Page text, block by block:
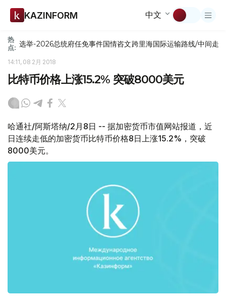
KAZINFORM 中文
热
点: 选举-2026总统府任免事件国情咨文跨里海国际运输路线/中间走廊
14:11, 08 2月 2018
比特币价格上涨15.2% 突破8000美元
哈通社/阿斯塔纳/2月8日 -- 据加密货币市值网站报道，近
日连续走低的加密货币比特币价格8日上涨15.2%，突破
8000美元。